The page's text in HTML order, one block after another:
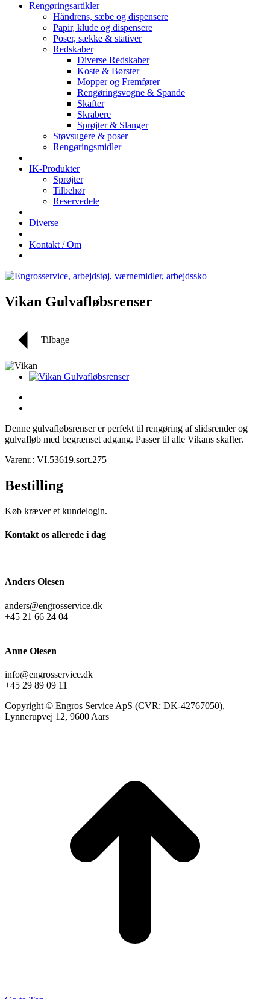
Rengøringsartikler
Håndrens, sæbe og dispensere
Papir, klude og dispensere
Poser, sække & stativer
Redskaber
Diverse Redskaber
Koste & Børster
Mopper og Fremfører
Rengøringsvogne & Spande
Skafter
Skrabere
Sprøjter & Slanger
Støvsugere & poser
Rengøringsmidler
IK-Produkter
Sprøjter
Tilbehør
Reservedele
Diverse
Kontakt / Om
Vikan Gulvafløbsrenser
Tilbage
Denne gulvafløbsrenser er perfekt til rengøring af slidsrender og
gulvafløb med begrænset adgang. Passer til alle Vikans skafter.
Varenr.: VI.53619.sort.275
Bestilling
Køb kræver et kundelogin.
Kontakt os allerede i dag
Anders Olesen
anders@engrosservice.dk
+45 21 66 24 04
Anne Olesen
info@engrosservice.dk
+45 29 89 09 11
Copyright © Engros Service ApS (CVR: DK-42767050),
Lynnerupvej 12, 9600 Aars